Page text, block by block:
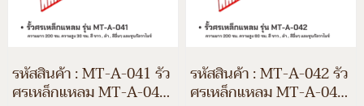
รหัสสินค้า : MT-A-041 รั้ว
ศรเหล็กแหลม MT-A-041
รหัสสินค้า : MT-A-042 รั้ว
ศรเหล็กแหลม MT-A-042